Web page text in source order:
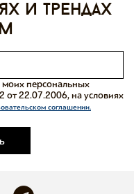
и трендах
моих персональных
22.07.2006, на условиях
соглашении.